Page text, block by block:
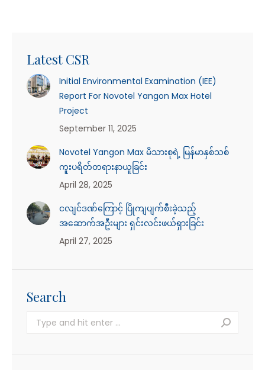
Latest CSR
Initial Environmental Examination (IEE)
Report For Novotel Yangon Max Hotel
Project
September 11, 2025
Novotel Yangon Max မိသားစုရဲ့ မြန်မာနှစ်သစ်
ကူးပရိတ်တရားနာယူခြင်း
April 28, 2025
ငလျင်ဒဏ်ကြောင့် ပြိုကျပျက်စီးခဲ့သည့်
အဆောက်အဦးများ ရှင်းလင်းဖယ်ရှားခြင်း
April 27, 2025
Search
Search: